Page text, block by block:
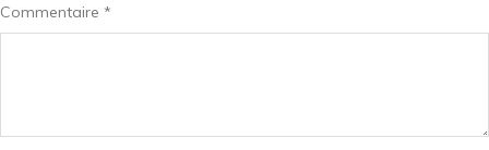
Commentaire *